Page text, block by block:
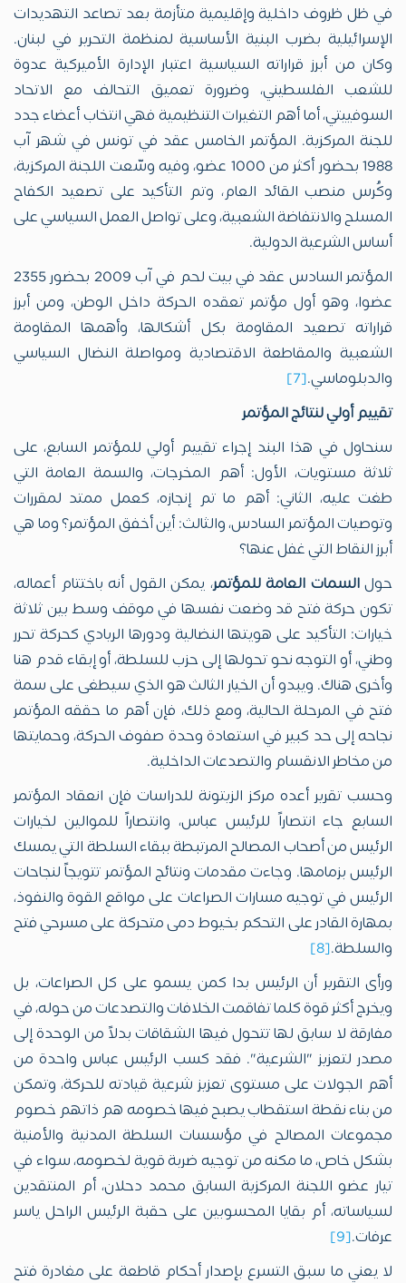
في ظل ظروف داخلية وإقليمية متأزمة بعد تصاعد التهديدات
الإسرائيلية بضرب البنية الأساسية لمنظمة التحرير في لبنان.
وكان من أبرز قراراته السياسية اعتبار الإدارة الأميركية عدوة
للشعب الفلسطيني، وضرورة تعميق التحالف مع الاتحاد
السوفييتي، أما أهم التغيرات التنظيمية فهي انتخاب أعضاء جدد
للجنة المركزية. المؤتمر الخامس عقد في تونس في شهر آب
1988 بحضور أكثر من 1000 عضو، وفيه وسّعت اللجنة المركزية،
وكُرس منصب القائد العام، وتم التأكيد على تصعيد الكفاح
المسلح والانتفاضة الشعبية، وعلى تواصل العمل السياسي على
أساس الشرعية الدولية.
المؤتمر السادس عقد في بيت لحم في آب 2009 بحضور 2355
عضوا، وهو أول مؤتمر تعقده الحركة داخل الوطن، ومن أبرز
قراراته تصعيد المقاومة بكل أشكالها، وأهمها المقاومة
الشعبية والمقاطعة الاقتصادية ومواصلة النضال السياسي
والدبلوماسي.[7]
تقييم أولي لنتائج المؤتمر
سنحاول في هذا البند إجراء تقييم أولي للمؤتمر السابع، على
ثلاثة مستويات، الأول: أهم المخرجات، والسمة العامة التي
طغت عليه، الثاني: أهم ما تم إنجازه، كعمل ممتد لمقررات
وتوصيات المؤتمر السادس، والثالث: أين أخفق المؤتمر؟ وما هي
أبرز النقاط التي غفل عنها؟
حولالسمات العامة للمؤتمر، يمكن القول أنه باختتام أعماله،
تكون حركة فتح قد وضعت نفسها في موقف وسط بين ثلاثة
خيارات: التأكيد على هويتها النضالية ودورها الريادي كحركة تحرر
وطني، أو التوجه نحو تحولها إلى حزب للسلطة، أو إبقاء قدم هنا
وأخرى هناك. ويبدو أن الخيار الثالث هو الذي سيطغى على سمة
فتح في المرحلة الحالية، ومع ذلك، فإن أهم ما حققه المؤتمر
نجاحه إلى حد كبير في استعادة وحدة صفوف الحركة، وحمايتها
من مخاطر الانقسام والتصدعات الداخلية.
وحسب تقرير أعده مركز الزيتونة للدراسات فإن انعقاد المؤتمر
السابع جاء انتصاراً للرئيس عباس، وانتصاراً للموالين لخيارات
الرئيس من أصحاب المصالح المرتبطة ببقاء السلطة التي يمسك
الرئيس بزمامها. وجاءت مقدمات ونتائج المؤتمر تتويجاً لنجاحات
الرئيس في توجيه مسارات الصراعات على مواقع القوة والنفوذ،
بمهارة القادر على التحكم بخيوط دمى متحركة على مسرحي فتح
والسلطة.[8]
ورأى التقرير أن الرئيس بدا كمن يسمو على كل الصراعات، بل
ويخرج أكثر قوة كلما تفاقمت الخلافات والتصدعات من حوله، في
مفارقة لا سابق لها تتحول فيها الشقاقات بدلاً من الوحدة إلى
مصدر لتعزيز "الشرعية". فقد كسب الرئيس عباس واحدة من
أهم الجولات على مستوى تعزيز شرعية قيادته للحركة، وتمكن
من بناء نقطة استقطاب يصبح فيها خصومه هم ذاتهم خصوم
مجموعات المصالح في مؤسسات السلطة المدنية والأمنية
بشكل خاص، ما مكنه من توجيه ضربة قوية لخصومه، سواء في
تيار عضو اللجنة المركزية السابق محمد دحلان، أم المنتقدين
لسياساته، أم بقايا المحسوبين على حقبة الرئيس الراحل ياسر
عرفات.[9]
لا يعني ما سبق التسرع بإصدار أحكام قاطعة على مغادرة فتح